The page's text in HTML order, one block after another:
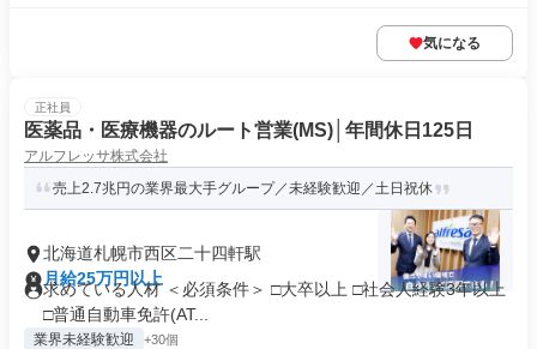
気になる
正社員
医薬品・医療機器のルート営業(MS)│年間休日125日
アルフレッサ株式会社
売上2.7兆円の業界最大手グループ／未経験歓迎／土日祝休
北海道札幌市西区二十四軒駅
月給25万円以上
求めている人材 ＜必須条件＞ □大卒以上 □社会人経験3年以上
□普通自動車免許(AT...
業界未経験歓迎 +30個